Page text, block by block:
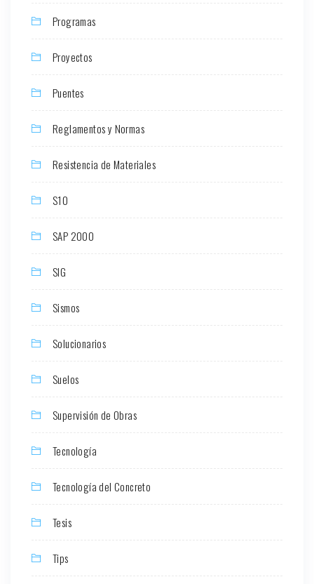
Programas
Proyectos
Puentes
Reglamentos y Normas
Resistencia de Materiales
S10
SAP 2000
SIG
Sismos
Solucionarios
Suelos
Supervisión de Obras
Tecnología
Tecnología del Concreto
Tesis
Tips